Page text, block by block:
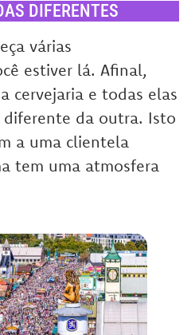
DIFERENTES
várias
estiver lá. Afinal,
cervejaria e todas elas
diferente da outra. Isto
a uma clientela
tem uma atmosfera